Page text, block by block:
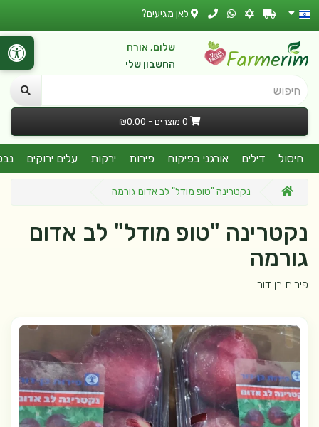
לאן מגיעים?
שלום, אורח
החשבון שלי
חיפוש
0 מוצרים - ₪0.00
חיסול דילים אורגני בפיקוח פירות ירקות עלים ירוקים
נקטרינה "טופ מודל" לב אדום גורמה
נקטרינה "טופ מודל" לב אדום
גורמה
פירות בן דור